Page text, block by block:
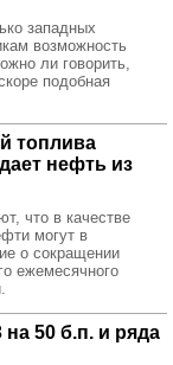
западных
возможность
ли говорить,
подобная
топлива
нефть из
что в качестве
могут в
о сокращении
ежемесячного
50 б.п. и ряда